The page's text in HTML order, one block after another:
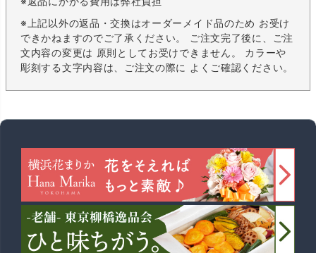
※上記以外の返品・交換はオーダーメイド品のため お受け
できかねますのでご了承ください。 ご注文完了後に、ご注
文内容の変更は 原則としてお受けできません。 カラーや
彫刻する文字内容は、ご注文の際に よくご確認ください。